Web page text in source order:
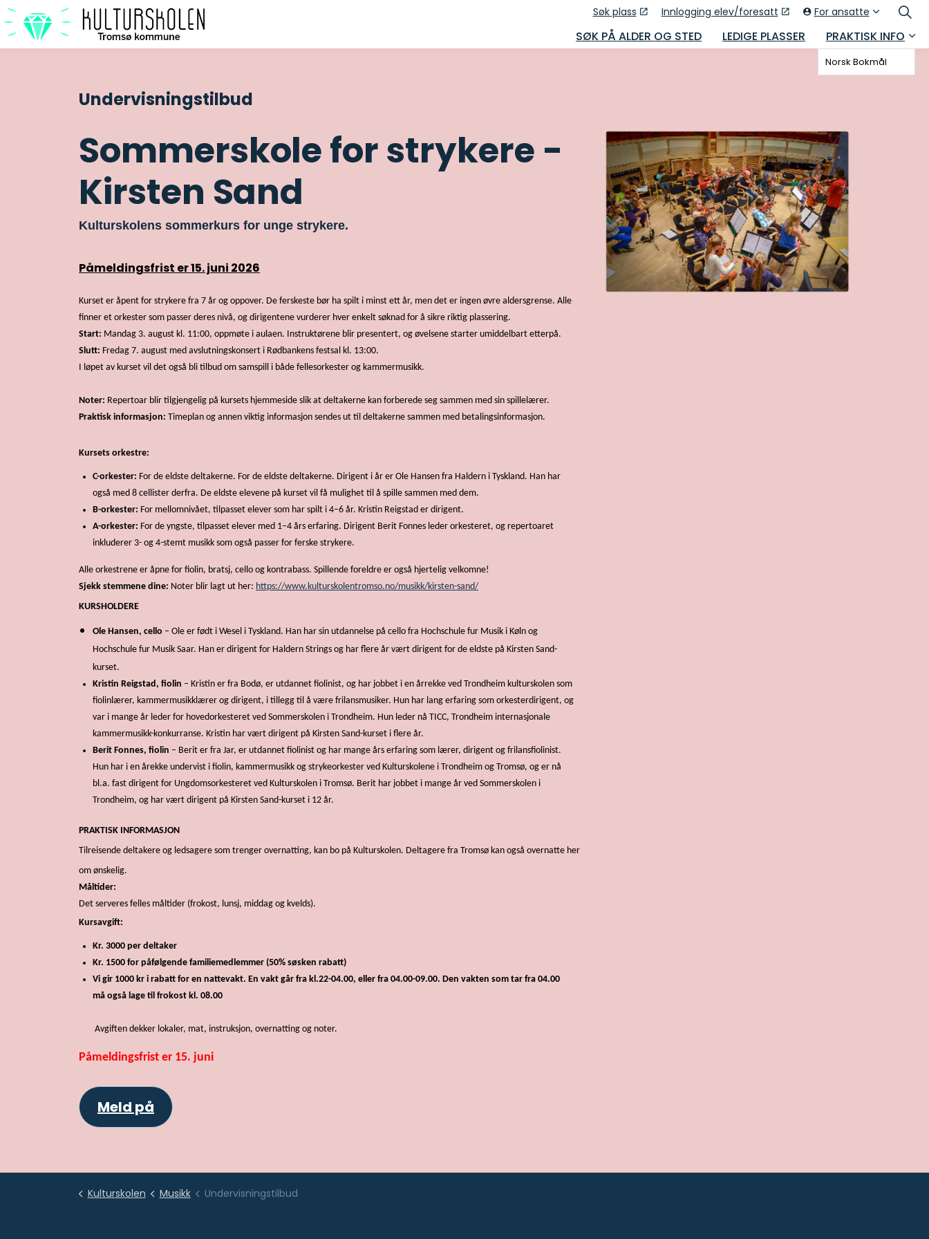
SØK PÅ ALDER OG STED LEDIGE PLASSER PRAKTISK INFO
Søk plass Innlogging elev/foresatt For ansatte
Undervisningstilbud
Sommerskole for strykere -
Kirsten Sand
Kulturskolens sommerkurs for unge strykere.
Påmeldingsfrist er 15. juni 2026
Kurset er åpent for strykere fra 7 år og oppover. De ferskeste bør ha spilt i minst ett år, men det er ingen øvre aldersgrense. Alle
finner et orkester som passer deres nivå, og dirigentene vurderer hver enkelt søknad for å sikre riktig plassering.
Start: Mandag 3. august kl. 11:00, oppmøte i aulaen. Instruktørene blir presentert, og øvelsene starter umiddelbart etterpå.
Slutt: Fredag 7. august med avslutningskonsert i Rødbankens festsal kl. 13:00.
I løpet av kurset vil det også bli tilbud om samspill i både fellesorkester og kammermusikk.
Noter: Repertoar blir tilgjengelig på kursets hjemmeside slik at deltakerne kan forberede seg sammen med sin spillelærer.
Praktisk informasjon: Timeplan og annen viktig informasjon sendes ut til deltakerne sammen med betalingsinformasjon.
Kursets orkestre:
C-orkester: For de eldste deltakerne. For de eldste deltakerne. Dirigent i år er Ole Hansen fra Haldern i Tyskland. Han har
også med 8 cellister derfra. De eldste elevene på kurset vil få mulighet til å spille sammen med dem.
B-orkester: For mellomnivået, tilpasset elever som har spilt i 4–6 år. Kristin Reigstad er dirigent.
A-orkester: For de yngste, tilpasset elever med 1–4 års erfaring. Dirigent Berit Fonnes leder orkesteret, og repertoaret
inkluderer 3- og 4-stemt musikk som også passer for ferske strykere.
Alle orkestrene er åpne for fiolin, bratsj, cello og kontrabass. Spillende foreldre er også hjertelig velkomne!
Sjekk stemmene dine: Noter blir lagt ut her: https://www.kulturskolentromso.no/musikk/kirsten-sand/
KURSHOLDERE
Ole Hansen, cello – Ole er født i Wesel i Tyskland. Han har sin utdannelse på cello fra Hochschule fur Musik i Køln og
Hochschule fur Musik Saar. Han er dirigent for Haldern Strings og har flere år vært dirigent for de eldste på Kirsten Sand-
kurset.
Kristin Reigstad, fiolin – Kristin er fra Bodø, er utdannet fiolinist, og har jobbet i en årrekke ved Trondheim kulturskolen som
fiolinlærer, kammermusikklærer og dirigent, i tillegg til å være frilansmusiker. Hun har lang erfaring som orkesterdirigent, og
var i mange år leder for hovedorkesteret ved Sommerskolen i Trondheim. Hun leder nå TICC, Trondheim internasjonale
kammermusikk-konkurranse. Kristin har vært dirigent på Kirsten Sand-kurset i flere år.
Berit Fonnes, fiolin – Berit er fra Jar, er utdannet fiolinist og har mange års erfaring som lærer, dirigent og frilansfiolinist.
Hun har i en årekke undervist i fiolin, kammermusikk og strykeorkester ved Kulturskolene i Trondheim og Tromsø, og er nå
bl.a. fast dirigent for Ungdomsorkesteret ved Kulturskolen i Tromsø. Berit har jobbet i mange år ved Sommerskolen i
Trondheim, og har vært dirigent på Kirsten Sand-kurset i 12 år.
PRAKTISK INFORMASJON
Tilreisende deltakere og ledsagere som trenger overnatting, kan bo på Kulturskolen. Deltagere fra Tromsø kan også overnatte her
om ønskelig.
Måltider:
Det serveres felles måltider (frokost, lunsj, middag og kvelds).
Kursavgift:
Kr. 3000 per deltaker
Kr. 1500 for påfølgende familiemedlemmer (50% søsken rabatt)
Vi gir 1000 kr i rabatt for en nattevakt. En vakt går fra kl.22-04.00, eller fra 04.00-09.00. Den vakten som tar fra 04.00
må også lage til frokost kl. 08.00
Avgiften dekker lokaler, mat, instruksjon, overnatting og noter.
Påmeldingsfrist er 15. juni
Meld på
Kulturskolen Musikk Undervisningstilbud
Norsk Bokmål